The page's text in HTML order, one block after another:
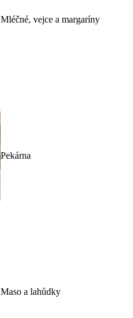
Mléčné, vejce a margaríny
Pekárna
Maso a lahůdky